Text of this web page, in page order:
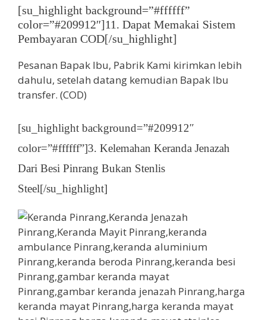
[su_highlight background=”#ffffff”
color=”#209912″]11. Dapat Memakai Sistem
Pembayaran COD[/su_highlight]
Pesanan Bapak Ibu, Pabrik Kami kirimkan lebih
dahulu, setelah datang kemudian Bapak Ibu
transfer. (COD)
[su_highlight background=”#209912″
color=”#ffffff”]3. Kelemahan Keranda Jenazah
Dari Besi Pinrang Bukan Stenlis
Steel[/su_highlight]